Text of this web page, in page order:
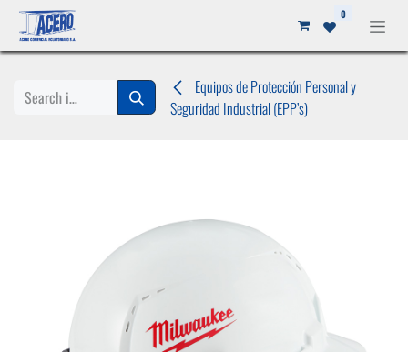
Ir al contenido 0
Equipos de Protección Personal y
Seguridad Industrial (EPP’s)